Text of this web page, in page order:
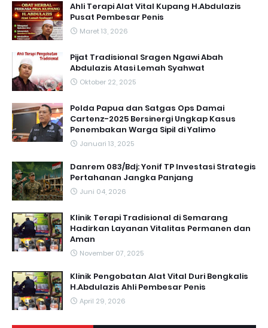
Ahli Terapi Alat Vital Kupang H.Abdulazis
Pusat Pembesar Penis
Maret 13, 2026
Pijat Tradisional Sragen Ngawi Abah
Abdulazis Atasi Lemah Syahwat
Oktober 22, 2025
Polda Papua dan Satgas Ops Damai
Cartenz-2025 Bersinergi Ungkap Kasus
Penembakan Warga Sipil di Yalimo
Januari 13, 2025
Danrem 083/Bdj: Yonif TP Investasi Strategis
Pertahanan Jangka Panjang
Juni 04, 2026
Klinik Terapi Tradisional di Semarang
Hadirkan Layanan Vitalitas Permanen dan
Aman
November 07, 2025
Klinik Pengobatan Alat Vital Duri Bengkalis
H.Abdulazis Ahli Pembesar Penis
April 29, 2026